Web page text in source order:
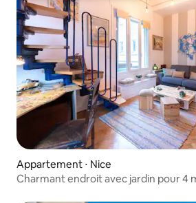
Appartement ⋅ Nice
Charmant endroit avec jardin pour 4